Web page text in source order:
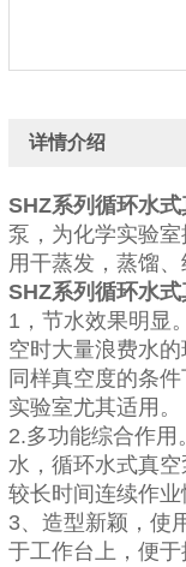
详情介绍
SHZ系列循环水
泵，为化学实验
用干蒸发，蒸馏
SHZ系列循环水
1，节水效果明显
空时大量浪费水
同样真空度的条
实验室尤其适用。
2.多功能综合作
水，循环水式真
较长时间连续作
3、造型新颖，使
于工作台上，便